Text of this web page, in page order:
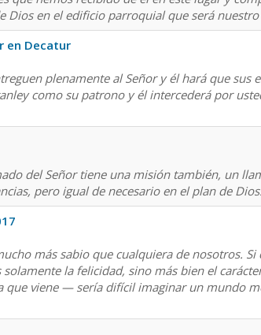
en el edificio parroquial que será
en Decatur
plenamente al Señor y él hará que sus
como su patrono y él intercederá por
del Señor tiene una misión también, un
pero igual de necesario en el plan de Dios.
más sabio que cualquiera de nosotros. Si
la felicidad, sino más bien el
que viene — sería difícil imaginar un mundo